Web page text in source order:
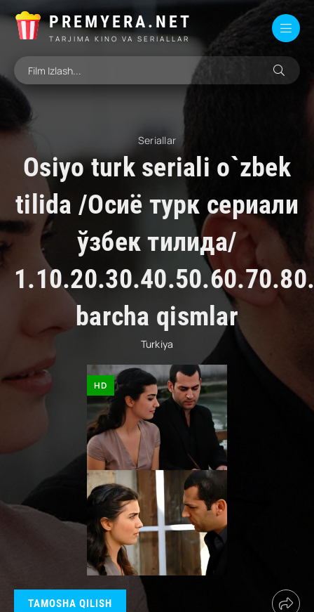
PREMYERA.NET
TARJIMA KINO VA SERIALLAR
Seriallar
Osiyo turk seriali o`zbek
tilida /Осиё турк сериали
ўзбек тилида/
barcha qismlar
Turkiya
HD
TAMOSHA QILISH